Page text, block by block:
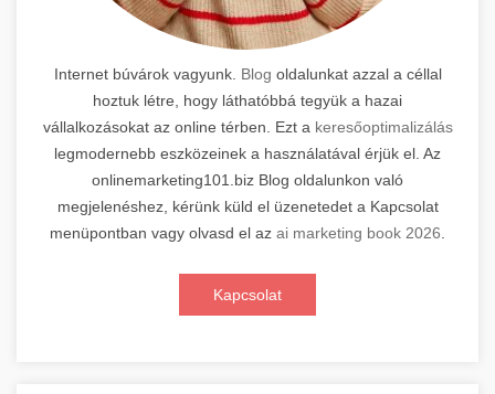
Internet búvárok vagyunk. Blog oldalunkat azzal a céllal
hoztuk létre, hogy láthatóbbá tegyük a hazai
vállalkozásokat az online térben. Ezt a keresőoptimalizálás
legmodernebb eszközeinek a használatával érjük el. Az
onlinemarketing101.biz Blog oldalunkon való
megjelenéshez, kérünk küld el üzenetedet a Kapcsolat
menüpontban vagy olvasd el az ai marketing book 2026
Kapcsolat